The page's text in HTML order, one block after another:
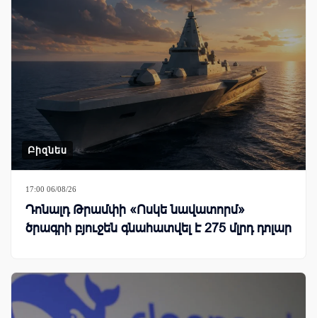
Բիզնես
17:00 06/08/26
Դոնալդ Թրամփի «Ոսկե նավատորմ»
ծրագրի բյուջեն գնահատվել է 275 մլրդ դոլար